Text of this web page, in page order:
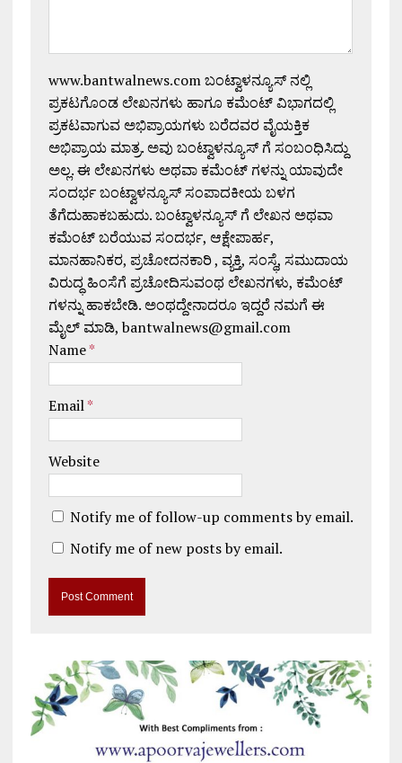
www.bantwalnews.com ಬಂಟ್ವಾಳನ್ಯೂಸ್ ನಲ್ಲಿ
ಪ್ರಕಟಗೊಂಡ ಲೇಖನಗಳು ಹಾಗೂ ಕಮೆಂಟ್ ವಿಭಾಗದಲ್ಲಿ
ಪ್ರಕಟವಾಗುವ ಅಭಿಪ್ರಾಯಗಳು ಬರೆದವರ ವೈಯಕ್ತಿಕ
ಅಭಿಪ್ರಾಯ ಮಾತ್ರ. ಅವು ಬಂಟ್ವಾಳನ್ಯೂಸ್ ಗೆ ಸಂಬಂಧಿಸಿದ್ದು
ಅಲ್ಲ. ಈ ಲೇಖನಗಳು ಅಥವಾ ಕಮೆಂಟ್ ಗಳನ್ನು ಯಾವುದೇ
ಸಂದರ್ಭ ಬಂಟ್ವಾಳನ್ಯೂಸ್ ಸಂಪಾದಕೀಯ ಬಳಗ
ತೆಗೆದುಹಾಕಬಹುದು. ಬಂಟ್ವಾಳನ್ಯೂಸ್ ಗೆ ಲೇಖನ ಅಥವಾ
ಕಮೆಂಟ್ ಬರೆಯುವ ಸಂದರ್ಭ, ಆಕ್ಷೇಪಾರ್ಹ,
ಮಾನಹಾನಿಕರ, ಪ್ರಚೋದನಕಾರಿ , ವ್ಯಕ್ತಿ, ಸಂಸ್ಥೆ, ಸಮುದಾಯ
ವಿರುದ್ಧ ಹಿಂಸೆಗೆ ಪ್ರಚೋದಿಸುವಂಥ ಲೇಖನಗಳು, ಕಮೆಂಟ್
ಗಳನ್ನು ಹಾಕಬೇಡಿ. ಅಂಥದ್ದೇನಾದರೂ ಇದ್ದರೆ ನಮಗೆ ಈ
ಮೈಲ್ ಮಾಡಿ, bantwalnews@gmail.com
Name*
Email*
Website
Notify me of follow-up comments by email.
Notify me of new posts by email.
t
e
r